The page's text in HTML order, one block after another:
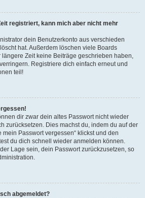
registriert, kann mich aber nicht mehr
dein Benutzerkonto aus verschieden
hat. Außerdem löschen viele Boards
Zeit keine Beiträge geschrieben haben,
Registriere dich einfach erneut und
teil!
dir zwar dein altes Passwort nicht wieder
zurücksetzen. Dies machst du, indem du auf der
mein Passwort vergessen“ klickst und den
du dich schnell wieder anmelden können.
Lage sein, dein Passwort zurückzusetzen, so
abgemeldet?